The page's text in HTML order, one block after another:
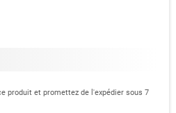
produit et promettez de l'expédier sous 7